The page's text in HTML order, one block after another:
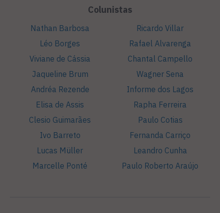
Colunistas
Nathan Barbosa
Léo Borges
Viviane de Cássia
Jaqueline Brum
Andréa Rezende
Elisa de Assis
Clesio Guimarães
Ivo Barreto
Lucas Müller
Marcelle Ponté
Ricardo Villar
Rafael Alvarenga
Chantal Campello
Wagner Sena
Informe dos Lagos
Rapha Ferreira
Paulo Cotias
Fernanda Carriço
Leandro Cunha
Paulo Roberto Araújo